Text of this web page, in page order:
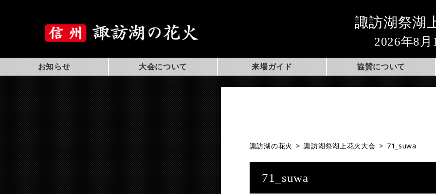
諏訪湖祭湖
2026年8
お知らせ 大会について 来場ガイド 協賛について
諏訪湖の花火 >諏訪湖祭湖上花火大会 > 71_suwa
71_suwa